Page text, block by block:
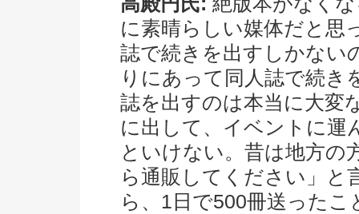
に素晴らしい媒体だと思
誌で続きを出すしかない
りにあって同人誌で続き
誌を出すのは本当に大変
に出して、イベントに運
といけない。昔は地方の
ら通販してください」と
ら、1日で500冊送った